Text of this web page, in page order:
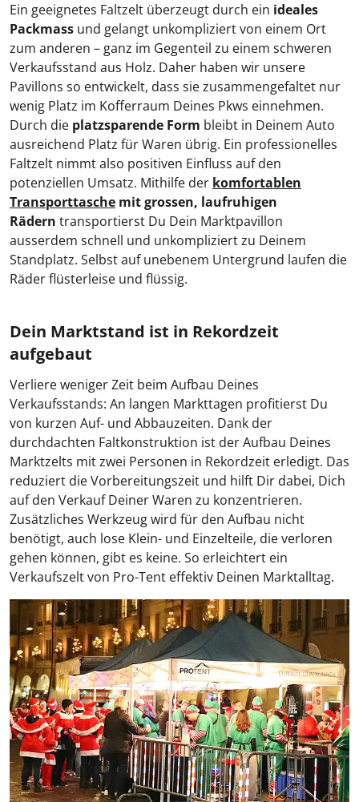
Ein geeignetes Faltzelt überzeugt durch ein ideales
Packmass und gelangt unkompliziert von einem Ort
zum anderen – ganz im Gegenteil zu einem schweren
Verkaufsstand aus Holz. Daher haben wir unsere
Pavillons so entwickelt, dass sie zusammengefaltet nur
wenig Platz im Kofferraum Deines Pkws einnehmen.
Durch die platzsparende Form bleibt in Deinem Auto
ausreichend Platz für Waren übrig. Ein professionelles
Faltzelt nimmt also positiven Einfluss auf den
potenziellen Umsatz. Mithilfe der komfortablen
Transporttasche mit grossen, laufruhigen
Rädern transportierst Du Dein Marktpavillon
ausserdem schnell und unkompliziert zu Deinem
Standplatz. Selbst auf unebenem Untergrund laufen die
Räder flüsterleise und flüssig.
Dein Marktstand ist in Rekordzeit
aufgebaut
Verliere weniger Zeit beim Aufbau Deines
Verkaufsstands: An langen Markttagen profitierst Du
von kurzen Auf- und Abbauzeiten. Dank der
durchdachten Faltkonstruktion ist der Aufbau Deines
Marktzelts mit zwei Personen in Rekordzeit erledigt. Das
reduziert die Vorbereitungszeit und hilft Dir dabei, Dich
auf den Verkauf Deiner Waren zu konzentrieren.
Zusätzliches Werkzeug wird für den Aufbau nicht
benötigt, auch lose Klein- und Einzelteile, die verloren
gehen können, gibt es keine. So erleichtert ein
Verkaufszelt von Pro-Tent effektiv Deinen Marktalltag.